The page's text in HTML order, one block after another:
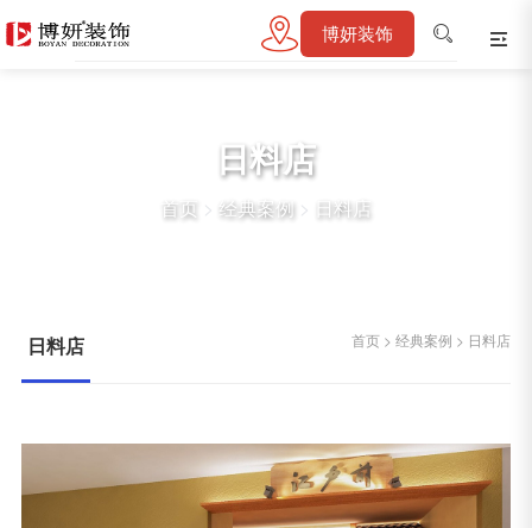
博妍装饰
日料店
首页 > 经典案例> 日料店
日料店 首页 >经典案例 > 日料店